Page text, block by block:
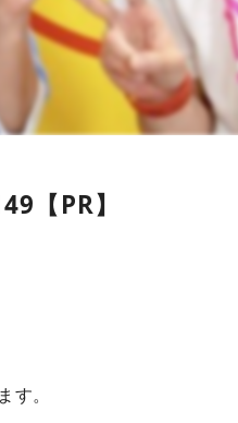
【PR】
。